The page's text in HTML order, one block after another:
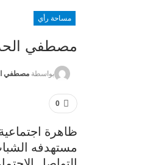
مساحة رأي
مصطفي
بواسطة مصطفي
0
ظاهرة
مستهدفه